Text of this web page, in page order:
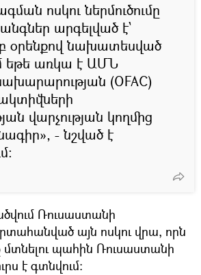
ոսկու ներմուծումը
արգելված է`
օրենքով նախատեսված
եթե առկա է ԱՄՆ
(OFAC)
վարչության կողմից
- նշված է
Ռուսաստանի
այն ոսկու վրա, որն
մտնելու պահին Ռուսաստանի
է գտնվում: